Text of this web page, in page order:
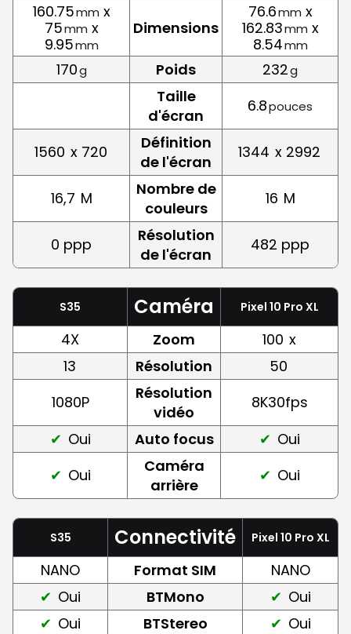
160.75mm x
75mm x
9.95mm
Dimensions
76.6mm x
162.83mm x
8.54mm
170g Poids 232g
Taille
d'écran
6.8pouces
1560 x 720
Définition
de l'écran
1344 x 2992
16,7 M
Nombre de
couleurs
16 M
0 ppp
Résolution
de l'écran
482 ppp
S35 Caméra Pixel 10 Pro XL
4X Zoom 100 x
13
Résolution
50
1080P
Résolution
vidéo
8K30fps
Oui
Auto focus
Oui
Oui
Caméra
arrière
Oui
S35 Connectivité Pixel 10 Pro XL
NANO Format SIM
NANO
Oui
BTMono
Oui
Oui
BTStereo
Oui